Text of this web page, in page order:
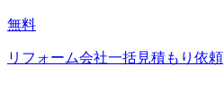
無料
リフォーム会社一括見積もり依頼